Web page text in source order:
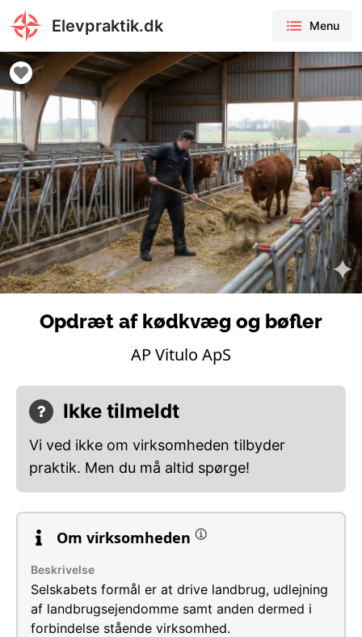
Elevpraktik.dk Menu
Opdræt af kødkvæg og bøfler
AP Vitulo ApS
Ikke tilmeldt
Vi ved ikke om virksomheden tilbyder
praktik. Men du må altid spørge!
Om virksomheden
Beskrivelse
Selskabets formål er at drive landbrug, udlejning
af landbrugsejendomme samt anden dermed i
forbindelse stående virksomhed.